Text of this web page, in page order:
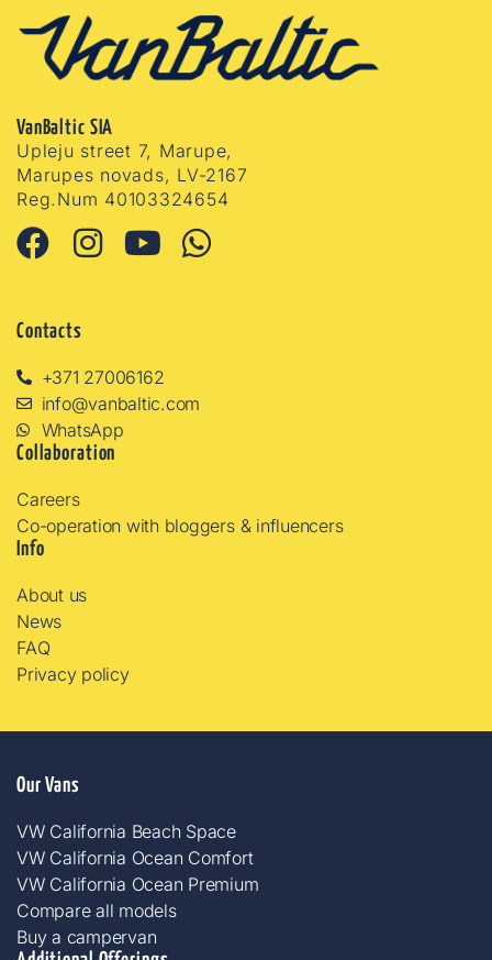
VanBaltic SIA
Upleju street 7, Marupe,
Marupes novads, LV-2167
Reg.Num 40103324654
Contacts
+371 27006162
info@vanbaltic.com
WhatsApp
Collaboration
Careers
Co-operation with bloggers & influencers
Info
About us
News
FAQ
Privacy policy
Our Vans
VW California Beach Space
VW California Ocean Comfort
VW California Ocean Premium
Compare all models
Buy a campervan